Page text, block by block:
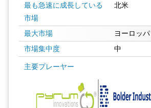
最も急速に成長している
市場
北米
最大市場 ヨーロッパ
市場集中度 中
主要プレーヤー
画像 © Mordor Intelligence。再利用にはCC BY